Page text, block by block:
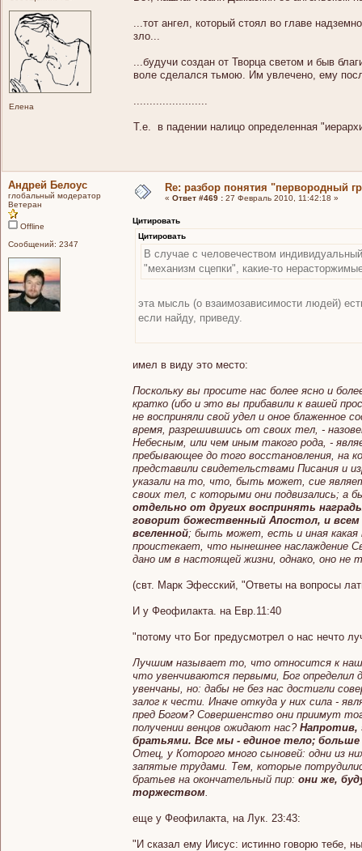
Елена
...тот ангел, который стоял во главе
зло...
...будучи создан от Творца светом и быв
воле сделался тьмою. Им увлечено, ему
Т.е. в падении налицо определенная
Андрей Белоус
глобальный модератор
Ветеран
Offline
Сообщений: 2347
Re: разбор понятия "первородный
« Ответ #469 : 27 Февраль 2010, 11:42:18 »
Цитировать
Цитировать
В случае с человечеством
"механизм сцепки", какие-то
эта мысль (о взаимозависимости людей)
если найду, приведу.
имел в виду это место:
Поскольку вы просите нас более ясно и
кратко (ибо и это вы прибавили к вашей
не восприняли свой удел и оное
время, разрешившись от своих тел, -
Небесным, или чем иным такого рода, -
пребывающее до того восстановления, на
представили свидетельствами Писания и
указали на то, что, быть может, сие
своих тел, с которыми они подвизались;
отдельно от других воспринять
говорит божественный Апостол, и
вселенной; быть может, есть и иная какая
проистекает, что нынешнее наслаждение
дано им в настоящей жизни, однако, оно не
(свт. Марк Эфесский, "Ответы на вопросы
И у Феофилакта. на Евр.11:40
"потому что Бог предусмотрел о нас нечто
Лучшим называет то, что относится к
что увенчиваются первыми, Бог определил
увенчаны, но: дабы не без нас достигли
залог к чести. Иначе откуда у них сила -
пред Богом? Совершенство они приимут
получении венцов ожидают нас? Напротив,
братьями. Все мы - единое тело; больше
Отец, у Которого много сыновей: одни из
запятые трудами. Тем, которые
братьев на окончательный пир: они же,
торжеством
еще у Феофилакта, на Лук. 23:43:
"И сказал ему Иисус: истинно говорю тебе,